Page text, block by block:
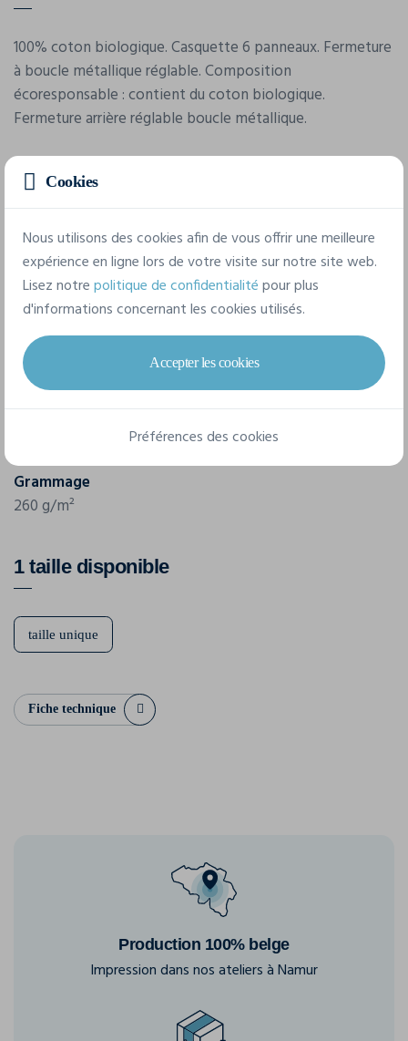
100% coton biologique. Casquette 6 panneaux. Fermeture
à boucle métallique réglable. Composition
écoresponsable : contient du coton biologique.
Fermeture arrière réglable boucle métallique.
Caractéristiques
Marque
K-Up
Référence
Grammage
260 g/m²
1 taille disponible
taille unique
Fiche technique
Production 100% belge
Impression dans nos ateliers à Namur
Cookies
Nous utilisons des cookies afin de vous offrir une meilleure
expérience en ligne lors de votre visite sur notre site web.
Lisez notrepolitique de confidentialitépour plus
d'informations concernant les cookies utilisés.
Accepter les cookies
Préférences des cookies